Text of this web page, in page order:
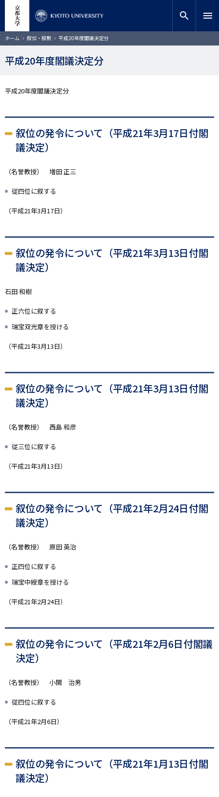
コ
ン
ン
移
サイト内検索 search menu
ホーム 叙位・叙勲 平成20年度閣議決定分
平成20年度閣議決定分
平成20年度閣議決定分
叙位の発令について（平成21年3月17日付閣
議決定）
（名誉教授） 増田 正三
従四位に叙する
（平成21年3月17日）
叙位の発令について（平成21年3月13日付閣
議決定）
石田 和樹
正六位に叙する
瑞宝双光章を授ける
（平成21年3月13日）
叙位の発令について（平成21年3月13日付閣
議決定）
（名誉教授） 西島 和彦
従三位に叙する
（平成21年3月13日）
叙位の発令について（平成21年2月24日付閣
議決定）
（名誉教授） 原田 英治
正四位に叙する
瑞宝中綬章を授ける
（平成21年2月24日）
叙位の発令について（平成21年2月6日付閣議
決定）
（名誉教授） 小関 治男
従四位に叙する
（平成21年2月6日）
叙位の発令について（平成21年1月13日付閣
議決定）